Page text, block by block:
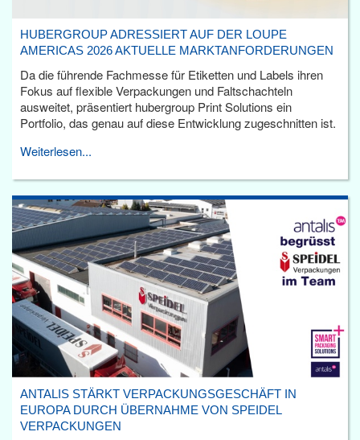
HUBERGROUP ADRESSIERT AUF DER LOUPE
AMERICAS 2026 AKTUELLE MARKTANFORDERUNGEN
Da die führende Fachmesse für Etiketten und Labels ihren
Fokus auf flexible Verpackungen und Faltschachteln
ausweitet, präsentiert hubergroup Print Solutions ein
Portfolio, das genau auf diese Entwicklung zugeschnitten ist.
Weiterlesen...
ANTALIS STÄRKT VERPACKUNGSGESCHÄFT IN
EUROPA DURCH ÜBERNAHME VON SPEIDEL
VERPACKUNGEN